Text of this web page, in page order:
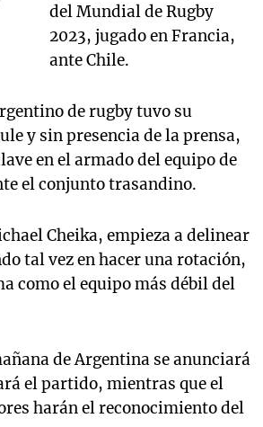
del Mundial de Rugby
2023, jugado en Francia,
ante Chile.
de rugby tuvo su
y sin presencia de la prensa,
en el armado del equipo de
el conjunto trasandino.
Cheika, empieza a delinear
tal vez en hacer una rotación,
como el equipo más débil del
de Argentina se anunciará
el partido, mientras que el
harán el reconocimiento del